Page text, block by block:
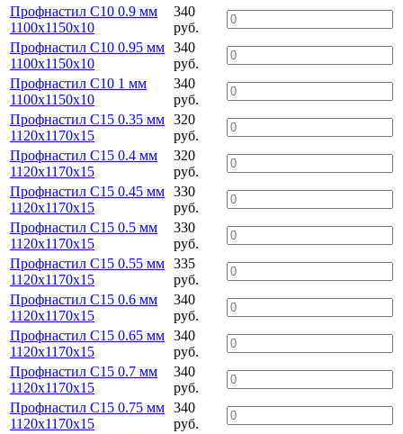
Профнастил С10 0.9 мм
1100х1150х10
340
руб.
Профнастил С10 0.95 мм
1100х1150х10
340
руб.
Профнастил С10 1 мм
1100х1150х10
340
руб.
Профнастил С15 0.35 мм
1120х1170х15
320
руб.
Профнастил С15 0.4 мм
1120х1170х15
320
руб.
Профнастил С15 0.45 мм
1120х1170х15
330
руб.
Профнастил С15 0.5 мм
1120х1170х15
330
руб.
Профнастил С15 0.55 мм
1120х1170х15
335
руб.
Профнастил С15 0.6 мм
1120х1170х15
340
руб.
Профнастил С15 0.65 мм
1120х1170х15
340
руб.
Профнастил С15 0.7 мм
1120х1170х15
340
руб.
Профнастил С15 0.75 мм
1120х1170х15
340
руб.